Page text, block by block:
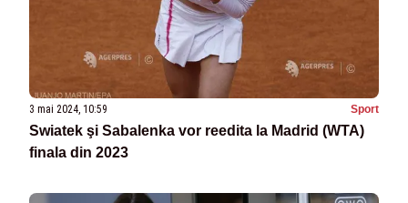
3 mai 2024, 10:59 Sport
Swiatek şi Sabalenka vor reedita la Madrid (WTA)
finala din 2023